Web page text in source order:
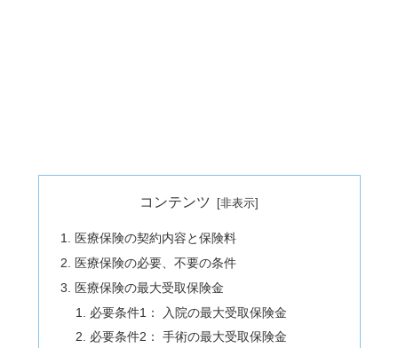
コンテンツ
医療保険の契約内容と保険料
医療保険の必要、不要の条件
医療保険の最大受取保険金
必要条件1： 入院の最大受取保険金
必要条件2： 手術の最大受取保険金